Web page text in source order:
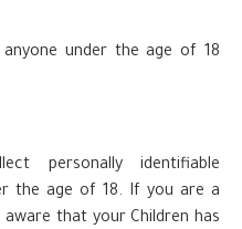
under the age of 18
personally identifiable
the age of 18. If you are a
that your Children has